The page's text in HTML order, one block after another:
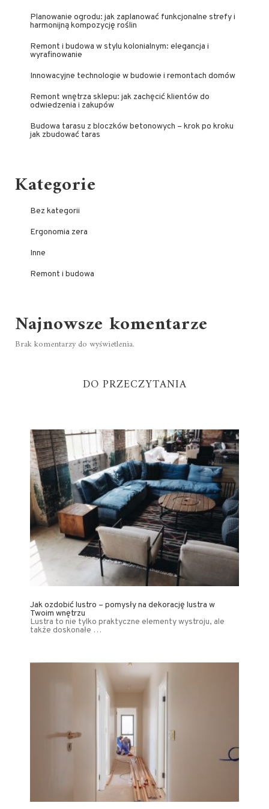
Planowanie ogrodu: jak zaplanować funkcjonalne strefy i
harmonijną kompozycję roślin
Remont i budowa w stylu kolonialnym: elegancja i
wyrafinowanie
Innowacyjne technologie w budowie i remontach domów
Remont wnętrza sklepu: jak zachęcić klientów do
odwiedzenia i zakupów
Budowa tarasu z bloczków betonowych – krok po kroku
jak zbudować taras
Kategorie
Bez kategorii
Ergonomia zera
Inne
Remont i budowa
Najnowsze komentarze
Brak komentarzy do wyświetlenia.
DO PRZECZYTANIA
Jak ozdobić lustro – pomysły na dekorację lustra w
Twoim wnętrzu
Lustra to nie tylko praktyczne elementy wystroju, ale
także doskonałe …